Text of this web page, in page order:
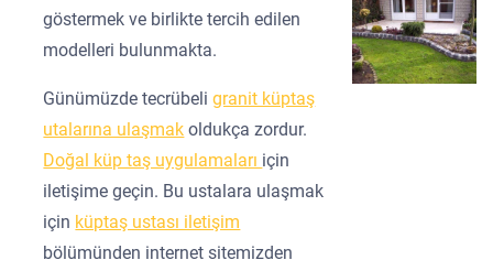
göstermek ve birlikte tercih edilen
modelleri bulunmakta.
Günümüzde tecrübeligranit küptaş
utalarına ulaşmak oldukça zordur.
Doğal küp taş uygulamaları için
iletişime geçin. Bu ustalara ulaşmak
için küptaş ustası iletişim
bölümünden internet sitemizden